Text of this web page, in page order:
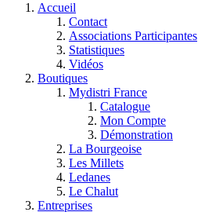
Accueil
Contact
Associations Participantes
Statistiques
Vidéos
Boutiques
Mydistri France
Catalogue
Mon Compte
Démonstration
La Bourgeoise
Les Millets
Ledanes
Le Chalut
Entreprises